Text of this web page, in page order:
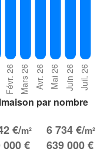
par nombre
000 €
€/m²
639 000 €
6 734 €/m²